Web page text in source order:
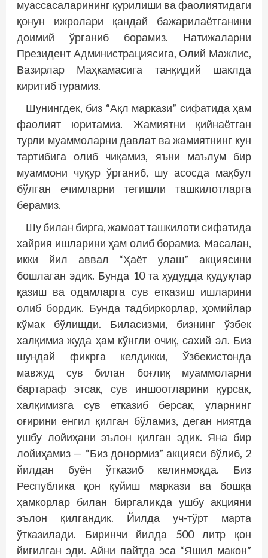
муассасаларининг қурилиши ва фаолиятидаги
қонун ижролари қандай бажарилаётганини
доимий ўрганиб борамиз. Натижаларни
Президент Администрациясига, Олий Мажлис,
Вазирлар Маҳкамасига танқидий шаклда
киритиб турамиз.
Шунингдек, биз “Ақл маркази” сифатида ҳам
фаолият юритамиз. Жамиятни қийнаётган
турли муаммоларни давлат ва жамиятнинг кун
тартибига олиб чиқамиз, яъни маълум бир
муаммони чуқур ўрганиб, шу асосда мақбул
бўлган ечимларни тегишли ташкилотларга
берамиз.
Шу билан бирга, жамоат ташкилоти сифатида
хайрия ишларини ҳам олиб борамиз. Масалан,
икки йил аввал “Ҳаёт улаш” акциясини
бошлаган эдик. Бунда 10 та ҳудудда қудуқлар
қазиш ва одамларга сув етказиш ишларини
олиб бордик. Бунда тадбиркорлар, ҳомийлар
кўмак бўлишди. Биласизми, бизнинг ўзбек
халқимиз жуда ҳам кўнгли очиқ, сахий эл. Биз
шундай фикрга келдикки, Ўзбекистонда
мавжуд сув билан боғлиқ муаммоларни
бартараф этсак, сув иншоотларини қурсак,
халқимизга сув етказиб берсак, уларнинг
оғирини енгил қилган бўламиз, деган ниятда
ушбу лойиҳани эълон қилган эдик. Яна бир
лойиҳамиз — “Биз донормиз” акцияси бўлиб, 2
йилдан буён ўтказиб келинмоқда. Биз
Республика қон қуйиш маркази ва бошқа
ҳамкорлар билан биргаликда ушбу акцияни
эълон қилгандик. Йилда уч-тўрт марта
ўтказилади. Биринчи йилда 500 литр қон
йиғилган эди. Айни пайтда эса “Яшил макон”